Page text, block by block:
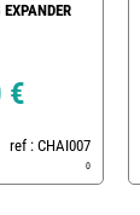
€
ref : CHAI007
0